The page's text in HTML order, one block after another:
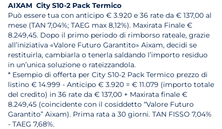
AIXAM City S10-2 Pack Termico
Può essere tua con anticipo € 3.920 e 36 rate da € 137,00 al
mese (TAN 7,04%; TAEG max 8,12%). Maxirata Finale €
8.249,45. Dopo il primo periodo di rimborso rateale, grazie
all’iniziativa «Valore Futuro Garantito» Aixam, decidi se
restituirla, cambiarla o tenerla saldando l’importo residuo
in un’unica soluzione o rateizzandola.
* Esempio di offerta per City S10-2 Pack Termico prezzo di
listino € 14.999 - Anticipo € 3.920 = € 11.079 (importo totale
del credito) in 36 rate da € 137,00 + Maxirata finale €
8.249,45 (coincidente con il cosiddetto “Valore Futuro
Garantito” Aixam). Prima rata a 30 giorni. TAN FISSO 7,04%
- TAEG 7,68%.